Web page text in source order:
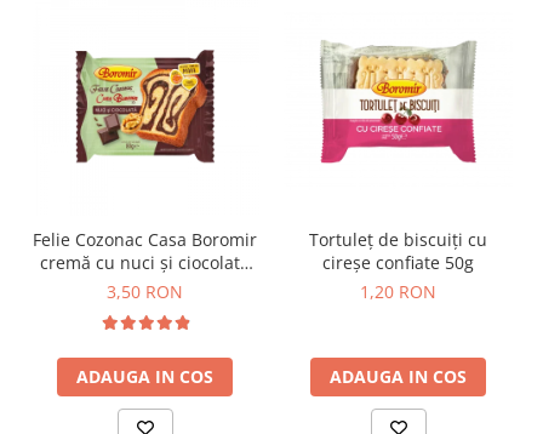
Felie Cozonac Casa Boromir
cremă cu nuci și ciocolată
80g
3,50 RON
ADAUGA IN COS
Tortuleț de biscuiți cu
cireșe confiate 50g
1,20 RON
ADAUGA IN COS